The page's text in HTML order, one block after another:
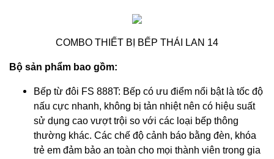
COMBO THIẾT BỊ BẾP THÁI LAN 14
Bộ sản phẩm bao gồm:
Bếp từ đôi FS 888T: Bếp có ưu điểm nổi bật là tốc độ
nấu cực nhanh, không bị tản nhiệt nên có hiệu suất
sử dụng cao vượt trội so với các loại bếp thông
thường khác. Các chế độ cảnh báo bằng đèn, khóa
trẻ em đảm bảo an toàn cho mọi thành viên trong gia